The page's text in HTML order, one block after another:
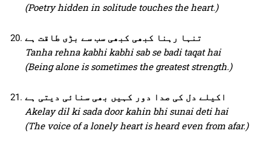
(Poetry hidden in solitude touches the heart.)
تنہا رہنا کبھی کبھی سب سے بڑی طاقت ہے
Tanha rehna kabhi kabhi sab se badi taqat hai
(Being alone is sometimes the greatest strength.)
اکیلے دل کی صدا دور کہیں بھی سنائی دیتی ہے
Akelay dil ki sada door kahin bhi sunai deti hai
(The voice of a lonely heart is heard even from afar.)